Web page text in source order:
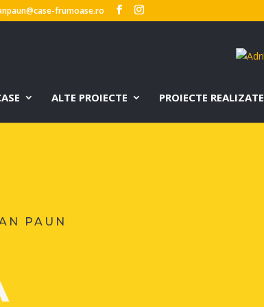
frumoase.ro
ALTE PROIECTE PROIECTE REALIZATE
PAUN